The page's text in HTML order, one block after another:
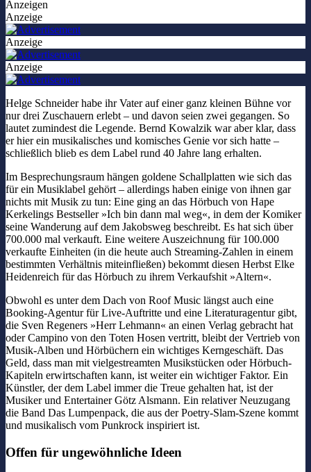
Anzeigen
Anzeige
Anzeige
Anzeige
Helge Schneider habe ihr Vater auf einer ganz kleinen Bühne vor
nur drei Zuschauern erlebt – und davon seien zwei gegangen. So
lautet zumindest die Legende. Bernd Kowalzik war aber klar, dass
er hier ein musikalisches und komisches Genie vor sich hatte –
schließlich blieb es dem Label rund 40 Jahre lang erhalten.
Im Besprechungsraum hängen goldene Schallplatten wie sich das
für ein Musiklabel gehört – allerdings haben einige von ihnen gar
nichts mit Musik zu tun: Eine ging an das Hörbuch von Hape
Kerkelings Bestseller »Ich bin dann mal weg«, in dem der Komiker
seine Wanderung auf dem Jakobsweg beschreibt. Es hat sich über
700.000 mal verkauft. Eine weitere Auszeichnung für 100.000
verkaufte Einheiten (in die heute auch Streaming-Zahlen in einem
bestimmten Verhältnis miteinfließen) bekommt diesen Herbst Elke
Heidenreich für das Hörbuch zu ihrem Verkaufshit »Altern«.
Obwohl es unter dem Dach von Roof Music längst auch eine
Booking-Agentur für Live-Auftritte und eine Literaturagentur gibt,
die Sven Regeners »Herr Lehmann« an einen Verlag gebracht hat
oder Campino von den Toten Hosen vertritt, bleibt der Vertrieb von
Musik-Alben und Hörbüchern ein wichtiges Kerngeschäft. Das
Geld, dass man mit vielgestreamten Musikstücken oder Hörbuch-
Kapiteln erwirtschaften kann, ist weiter ein wichtiger Faktor. Ein
Künstler, der dem Label immer die Treue gehalten hat, ist der
Musiker und Entertainer Götz Alsmann. Ein relativer Neuzugang
die Band Das Lumpenpack, die aus der Poetry-Slam-Szene kommt
und musikalisch vom Punkrock inspiriert ist.
Offen für ungewöhnliche Ideen